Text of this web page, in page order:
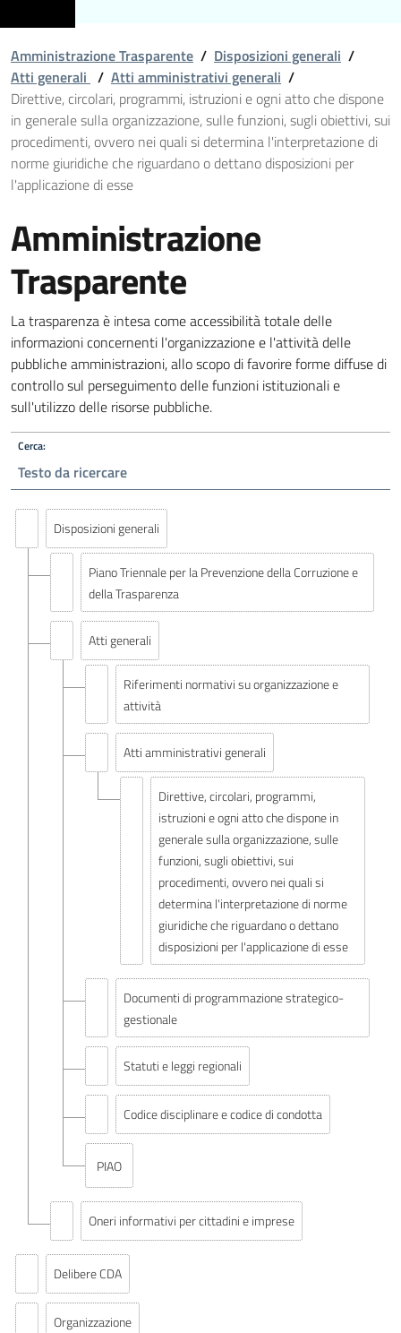
Amministrazione Trasparente / Disposizioni generali /
Atti generali / Atti amministrativi generali /
Direttive, circolari, programmi, istruzioni e ogni atto che dispone
in generale sulla organizzazione, sulle funzioni, sugli obiettivi, sui
procedimenti, ovvero nei quali si determina l'interpretazione di
norme giuridiche che riguardano o dettano disposizioni per
l'applicazione di esse
Amministrazione
Trasparente
La trasparenza è intesa come accessibilità totale delle
informazioni concernenti l'organizzazione e l'attività delle
pubbliche amministrazioni, allo scopo di favorire forme diffuse di
controllo sul perseguimento delle funzioni istituzionali e
sull'utilizzo delle risorse pubbliche.
Cerca:
Disposizioni generali
Piano Triennale per la Prevenzione della Corruzione e
della Trasparenza
Atti generali
Riferimenti normativi su organizzazione e
attività
Atti amministrativi generali
Direttive, circolari, programmi,
istruzioni e ogni atto che dispone in
generale sulla organizzazione, sulle
funzioni, sugli obiettivi, sui
procedimenti, ovvero nei quali si
determina l'interpretazione di norme
giuridiche che riguardano o dettano
disposizioni per l'applicazione di esse
Documenti di programmazione strategico-
gestionale
Statuti e leggi regionali
Codice disciplinare e codice di condotta
PIAO
Oneri informativi per cittadini e imprese
Delibere CDA
Organizzazione